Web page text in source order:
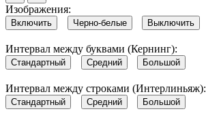
Изображения:
Включить Черно-белые Выключить
Интервал между буквами (Кернинг):
Стандартный Средний Большой
Интервал между строками (Интерлиньяж):
Стандартный Средний Большой